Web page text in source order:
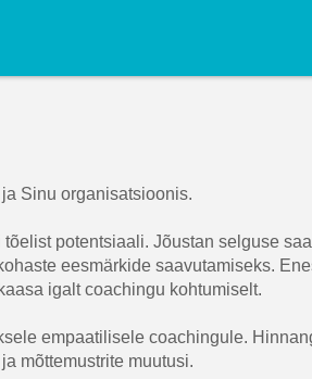
Sinu organisatsioonis.
potentsiaali. Jõustan selguse
eesmärkide saavutamiseks.
igalt coachingu kohtumiselt.
empaatilisele coachingule.
mõttemustrite muutusi.